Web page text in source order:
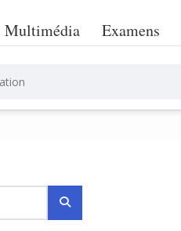
Multimédia Examens